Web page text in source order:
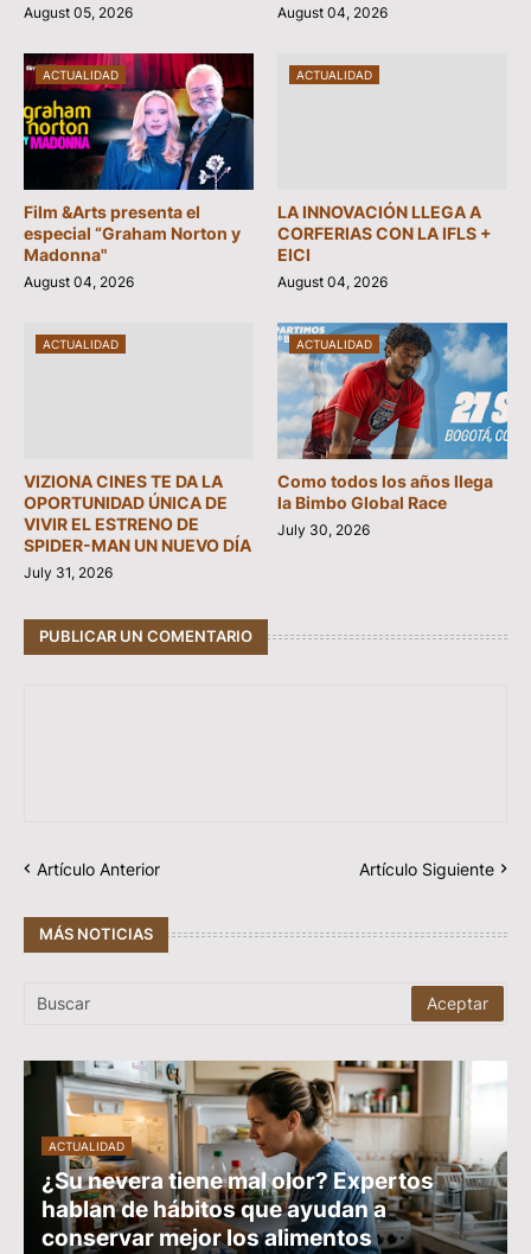
August 05, 2026 August 04, 2026
ACTUALIDAD
Film &Arts presenta el
especial “Graham Norton y
Madonna"
August 04, 2026
ACTUALIDAD
LA INNOVACIÓN LLEGA A
CORFERIAS CON LA IFLS +
EICI
August 04, 2026
ACTUALIDAD
VIZIONA CINES TE DA LA
OPORTUNIDAD ÚNICA DE
VIVIR EL ESTRENO DE
SPIDER-MAN UN NUEVO DÍA
July 31, 2026
ACTUALIDAD
Como todos los años llega
la Bimbo Global Race
July 30, 2026
PUBLICAR UN COMENTARIO
Artículo Anterior Artículo Siguiente
MÁS NOTICIAS
ACTUALIDAD
¿Su nevera tiene mal olor? Expertos
hablan de hábitos que ayudan a
conservar mejor los alimentos